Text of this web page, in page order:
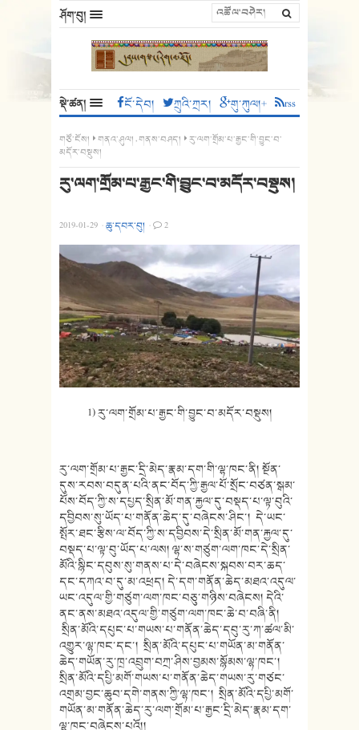
ཤོག་བུ།
སྡེ་ཚན། ངོ་དེབ། ཀྲུའི་ཀྲར། གུ་ཀུལ།+ rss
གཙོ་ངོས། གནའ་ཤུལ།,གནས་བཤད།
རུ་ལག་གྲོམ་པ་རྒྱང་གི་བྱུང་བ་
མདོར་བསྡུས།
རུ་ལག་གྲོམ་པ་རྒྱང་གི་བྱུང་བ་མདོར་བསྡུས།
2019-01-29 ·ཆུ་དབར་བུ། · 2
1) རུ་ལག་གྲོམ་པ་རྒྱང་གི་བྱུང་བ་མདོར་བསྡུས།
རུ་ལག་གྲོམ་པ་རྒྱང་དྲི་མེད་རྣམ་དག་གི་ལྷ་ཁང་ནི། སྔོན་
དུས་རབས་བདུན་པའི་ནང་བོད་ཀྱི་རྒྱལ་པོ་སྲོང་བཙན་སྒམ་
པོས་བོད་ཀྱི་ས་དཔྱད་སྲིན་མོ་གན་རྐྱལ་དུ་བསྡད་པ་ལྟ་བུའི་
དབྱིབས་སུ་ཡོད་པ་གནོན་ཆེད་དུ་བཞེངས་ཤིང་། དེ་ཡང་
སྤོར་ཐང་རྩིས་ལ་བོད་ཀྱི་ས་དབྱིབས་དེ་སྲིན་མོ་གན་རྐྱལ་དུ་
བསྡད་པ་ལྟ་བུ་ཡོད་པ་ལས། ལྷ་ས་གཙུག་ལག་ཁང་དེ་སྲིན་
མོའི་སྙིང་དབུས་སུ་གནས་པ་དེ་བཞེངས་སྐབས་བར་ཆད་
དང་དཀའ་བ་དུ་མ་འཕྲད། དེ་དག་གནོན་ཆེད་མཐའ་འདུལ་
ཡང་འདུལ་གྱི་གཙུག་ལག་ཁང་བཅུ་གཉིས་བཞེངས། དེའི་
ནང་ནས་མཐའ་འདུལ་གྱི་གཙུག་ལག་ཁང་ཆེ་བ་བཞི་ནི།
སྲིན་མོའི་དཔུང་པ་གཡས་པ་གནོན་ཆེད་དབུ་རུ་ཀ་ཚལ་མི་
འགྱུར་ལྷ་ཁང་དང་། སྲིན་མོའི་དཔུང་པ་གཡོན་མ་གནོན་
ཆེད་གཡོན་རུ་ཁྲ་འབྲུག་བཀྲ་ཤིས་བྱམས་སྙོམས་ལྷ་ཁང་།
སྲིན་མོའི་དཔྱི་མགོ་གཡས་པ་གནོན་ཆེད་གཡས་རུ་གཙང་
འགྲམ་བྱང་ཆུབ་དགེ་གནས་ཀྱི་ལྷ་ཁང་། སྲིན་མོའི་དཔྱི་མགོ་
གཡོན་མ་གནོན་ཆེད་རུ་ལག་གྲོམ་པ་རྒྱང་དྲི་མེད་རྣམ་དག་
ལྷ་ཁང་བཞེངས་པའོ།།